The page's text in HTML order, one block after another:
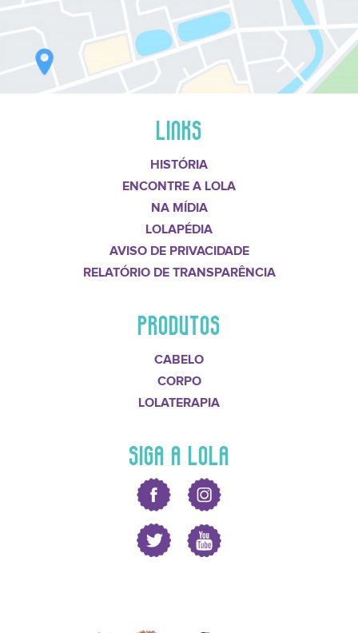
LINKS
HISTÓRIA
ENCONTRE A LOLA
NA MÍDIA
LOLAPÉDIA
AVISO DE PRIVACIDADE
RELATÓRIO DE TRANSPARÊNCIA
PRODUTOS
CABELO
CORPO
LOLATERAPIA
SIGA A LOLA